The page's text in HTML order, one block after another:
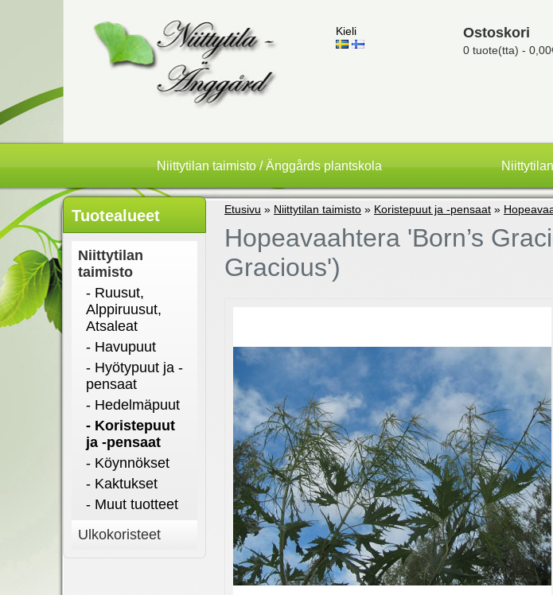
Kieli Ostoskori
0 tuote(tta) -
Niittytilan taimisto / Änggårds plantskola
Tuotealueet
Niittytilan
taimisto
- Ruusut,
Alppiruusut,
Atsaleat
- Havupuut
- Hyötypuut ja -
pensaat
- Hedelmäpuut
- Koristepuut
ja -pensaat
- Köynnökset
- Kaktukset
- Muut tuotteet
Ulkokoristeet
Etusivu » Niittytilan taimisto » Koristepuut ja -pensaat »
Hopeavaahtera 'Born’s
Gracious')